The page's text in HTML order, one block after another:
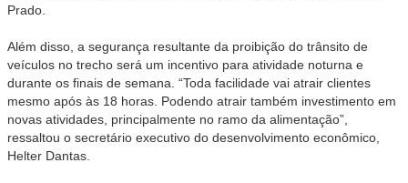
Prado.
Além disso, a segurança resultante da proibição do trânsito de
veículos no trecho será um incentivo para atividade noturna e
durante os finais de semana. “Toda facilidade vai atrair clientes
mesmo após às 18 horas. Podendo atrair também investimento em
novas atividades, principalmente no ramo da alimentação”,
ressaltou o secretário executivo do desenvolvimento econômico,
Helter Dantas.